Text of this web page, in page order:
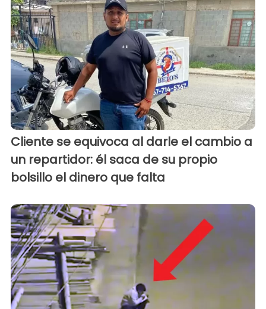
Cliente se equivoca al darle el cambio a
un repartidor: él saca de su propio
bolsillo el dinero que falta